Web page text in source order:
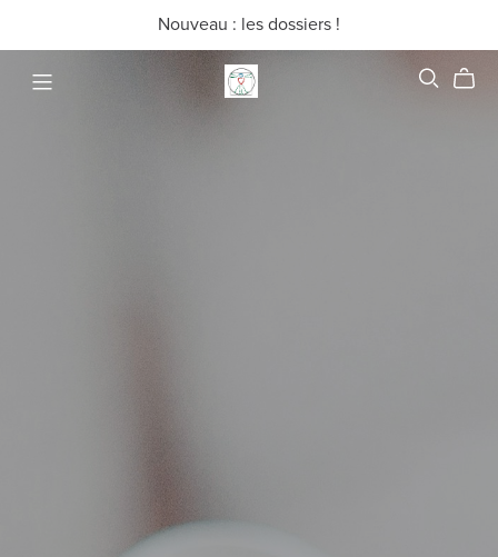
Nouveau : les dossiers !